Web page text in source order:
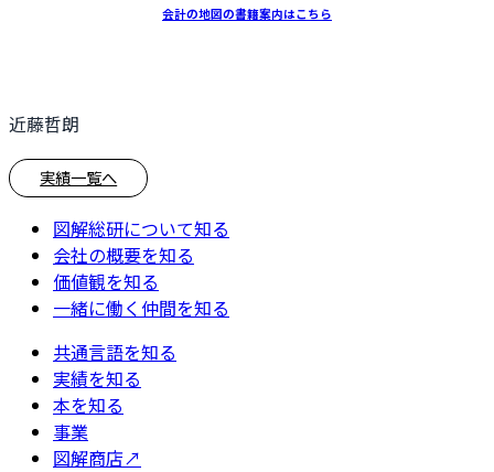
会計の地図の書籍案内はこちら
近藤哲朗
実績一覧へ
図解総研について知る
会社の概要を知る
価値観を知る
一緒に働く仲間を知る
共通言語を知る
実績を知る
本を知る
事業
図解商店↗